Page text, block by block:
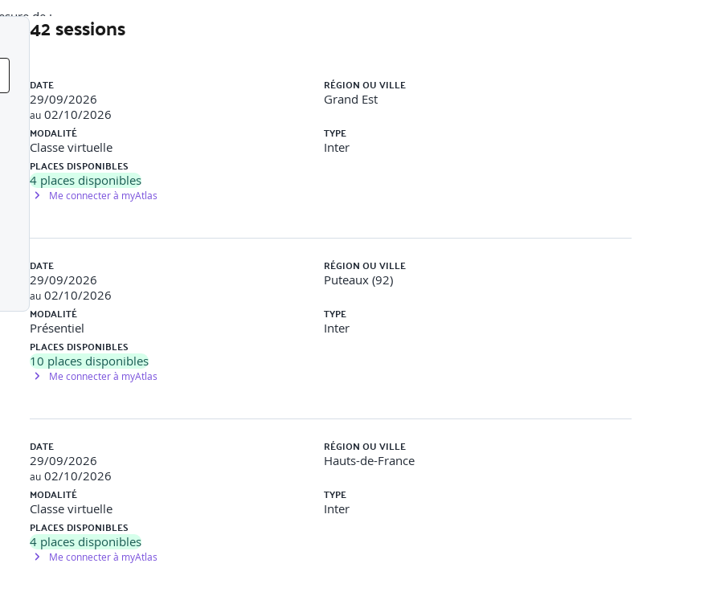
de :
données
données
de données
visualisation des données (informations, réseaux, diagrammes…)
42 sessions
DATE
29/09/2026
au 02/10/2026
RÉGION OU VILLE
Grand Est
MODALITÉ
Classe virtuelle
TYPE
Inter
PLACES DISPONIBLES
4 places disponibles
Me connecter à myAtlas
DATE
29/09/2026
au 02/10/2026
RÉGION OU VILLE
Puteaux (92)
MODALITÉ
Présentiel
TYPE
Inter
PLACES DISPONIBLES
10 places disponibles
Me connecter à myAtlas
DATE
29/09/2026
au 02/10/2026
RÉGION OU VILLE
Hauts-de-France
MODALITÉ
Classe virtuelle
TYPE
Inter
PLACES DISPONIBLES
4 places disponibles
Me connecter à myAtlas